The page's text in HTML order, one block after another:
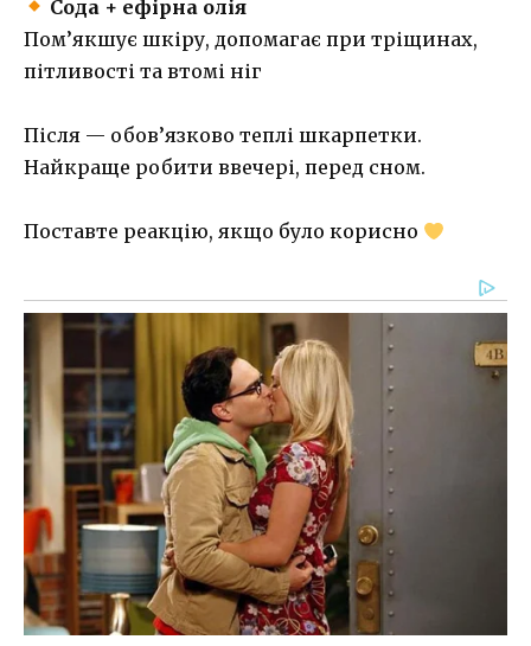
Сода + ефірна олія
Пом’якшує шкіру, допомагає при тріщинах,
пітливості та втомі ніг
Після — обов’язково теплі шкарпетки.
Найкраще робити ввечері, перед сном.
Поставте реакцію, якщо було корисно